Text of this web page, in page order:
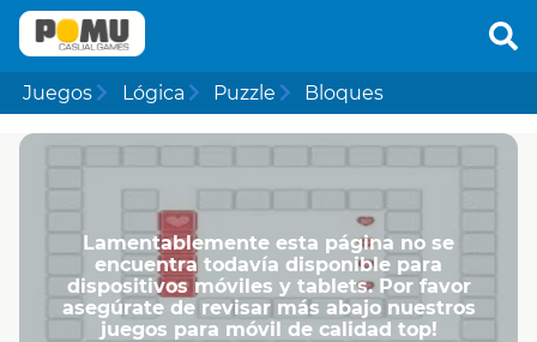
Juegos Lógica Puzzle Bloques
Lamentablemente esta página no se
encuentra todavía disponible para
dispositivos móviles y tablets. Por favor
asegúrate de revisar más abajo nuestros
juegos para móvil de calidad top!